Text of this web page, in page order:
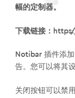
幅的定制器。
下载链接：
Notibar 插件添加
告。您可以将其
关闭按钮可以禁